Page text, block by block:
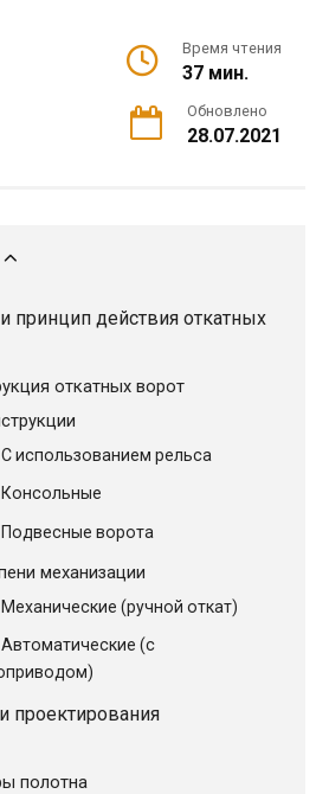
Время чтения
37 мин.
Обновлено
28.07.2021
принцип действия откатных
откатных ворот
С использованием рельса
Консольные
Подвесные ворота
механизации
Механические (ручной откат)
Автоматические (с
проектирования
полотна